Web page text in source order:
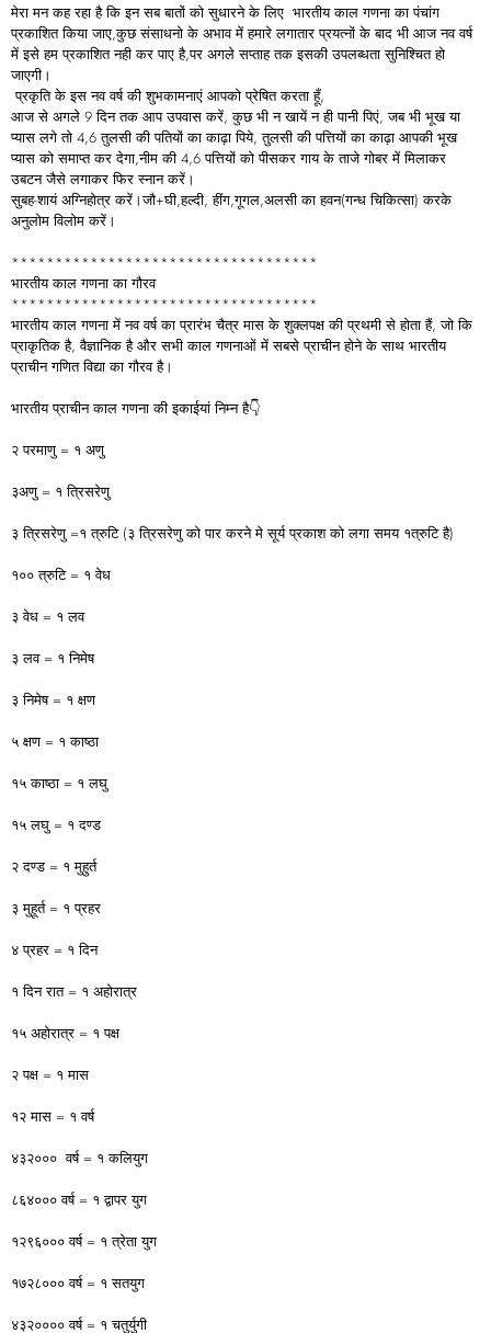
मेरा मन कह रहा है कि इन सब बातों को सुधारने के लिए भारतीय काल गणना का पंचांग
प्रकाशित किया जाए,कुछ संसाधनो के अभाव में हमारे लगातार प्रयत्नों के बाद भी आज नव वर्ष
में इसे हम प्रकाशित नही कर पाए है,पर अगले सप्ताह तक इसकी उपलब्धता सुनिश्चित हो
जाएगी।
प्रकृति के इस नव वर्ष की शुभकामनाएं आपको प्रेषित करता हूँ,
आज से अगले 9 दिन तक आप उपवास करें, कुछ भी न खायें न ही पानी पिएं, जब भी भूख या
प्यास लगे तो 4,6 तुलसी की पतियों का काढ़ा पिये, तुलसी की पत्तियों का काढ़ा आपकी भूख
प्यास को समाप्त कर देगा,नीम की 4,6 पत्तियों को पीसकर गाय के ताजे गोबर में मिलाकर
उबटन जैसे लगाकर फिर स्नान करें।
सुबह-शायं अग्निहोत्र करें।जौ+घी,हल्दी, हींग,गूगल,अलसी का हवन(गन्ध चिकित्सा) करके
अनुलोम विलोम करें।
***********************************
भारतीय काल गणना का गौरव
***********************************
भारतीय काल गणना में नव वर्ष का प्रारंभ चैत्र मास के शुक्लपक्ष की प्रथमी से होता हैं, जो कि
प्राकृतिक है, वैज्ञानिक है और सभी काल गणनाओं में सबसे प्राचीन होने के साथ भारतीय
प्राचीन गणित विद्या का गौरव है।
भारतीय प्राचीन काल गणना की इकाईयां निम्न है👇
२ परमाणु = १ अणु
३अणु = १ त्रिसरेणु
३ त्रिसरेणु =१ त्रुटि (३ त्रिसरेणु को पार करने मे सूर्य प्रकाश को लगा समय १त्रुटि है)
१०० त्रुटि = १ वेध
३ वेध = १ लव
३ लव = १ निमेष
३ निमेष = १ क्षण
५ क्षण = १ काष्ठा
१५ काष्ठा = १ लघु
१५ लघु = १ दण्ड
२ दण्ड = १ मुहुर्त
३ मुहूर्त = १ प्रहर
४ प्रहर = १ दिन
१ दिन रात = १ अहोरात्र
१५ अहोरात्र = १ पक्ष
२ पक्ष = १ मास
१२ मास = १ वर्ष
४३२००० वर्ष = १ कलियुग
८६४००० वर्ष = १ द्वापर युग
१२९६००० वर्ष = १ त्रेता युग
१७२८००० वर्ष = १ सतयुग
४३२०००० वर्ष = १ चतुर्युगी